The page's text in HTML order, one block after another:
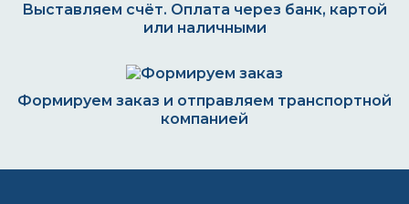
Выставляем счёт. Оплата через банк, картой
или наличными
Формируем заказ и отправляем транспортной
компанией